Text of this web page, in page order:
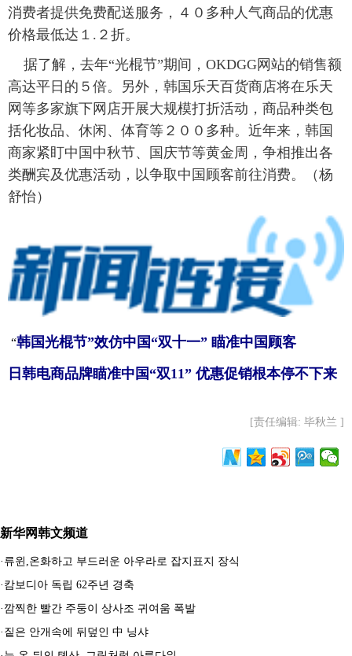
消费者提供免费配送服务，４０多种人气商品的优惠
价格最低达１.２折。
据了解，去年“光棍节”期间，OKDGG网站的销售额
高达平日的５倍。另外，韩国乐天百货商店将在乐天
网等多家旗下网店开展大规模打折活动，商品种类包
括化妆品、休闲、体育等２００多种。近年来，韩国
商家紧盯中国中秋节、国庆节等黄金周，争相推出各
类酬宾及优惠活动，以争取中国顾客前往消费。（杨
舒怡）
“韩国光棍节”效仿中国“双十一” 瞄准中国顾客
日韩电商品牌瞄准中国“双11” 优惠促销根本停不下来
[责任编辑: 毕秋兰 ]
新华网韩文频道
· 류윈,온화하고 부드러운 아우라로 잡지표지 장식
· 캄보디아 독립 62주년 경축
· 깜찍한 빨간 주둥이 상사조 귀여움 폭발
· 짙은 안개속에 뒤덮인 中 닝샤